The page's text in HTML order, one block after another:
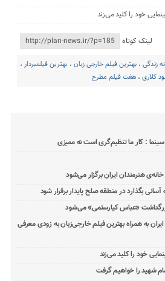
خود را کلید می‌زند
لینک کوتاه
زندگی، بهترین فیلم خارجی زبان ، بهترین فیلمبردار،
کلاری ،هفت فیلم مطرح
: کار ما تنظیم‌گری است نه ممیزی
هنرمندان ایران برگزار می‌شود
بگذارد در منطقه صلح پایدار برقرار شود
«عباس کیارستمی» می‌شود
به همراه بهترین فیلم خارجی‌زبان به زودی معرفی
خود را کلید می‌زند
شهید را خواهیم گرفت